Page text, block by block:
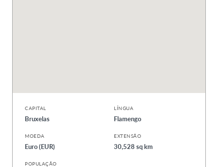
CAPITAL
Bruxelas
LÍNGUA
Flamengo
MOEDA
Euro (EUR)
EXTENSÃO
30,528 sq km
POPULAÇÃO